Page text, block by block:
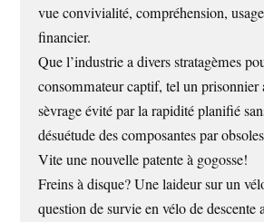
vue convivialité, compréhension,
financier.
Que l’industrie a divers stratagèmes
consommateur captif, tel un prisonnier
sèvrage évité par la rapidité planifié
désuétude des composantes par
Vite une nouvelle patente à gogosse!
Freins à disque? Une laideur sur un
question de survie en vélo de descente